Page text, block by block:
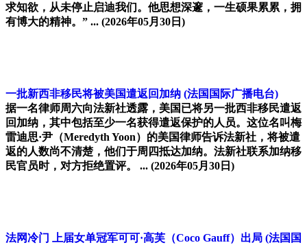
求知欲，从未停止启迪我们。他思想深邃，一生硕果累累，拥
有博大的精神。” ... (2026年05月30日)
一批新西非移民将被美国遣返回加纳 (法国国际广播电台)
据一名律师周六向法新社透露，美国已将另一批西非移民遣返
回加纳，其中包括至少一名获得遣返保护的人员。这位名叫梅
雷迪思·尹（Meredyth Yoon）的美国律师告诉法新社，将被遣
返的人数尚不清楚，他们于周四抵达加纳。法新社联系加纳移
民官员时，对方拒绝置评。 ... (2026年05月30日)
法网冷门 上届女单冠军可可·高芙（Coco Gauff）出局 (法国国